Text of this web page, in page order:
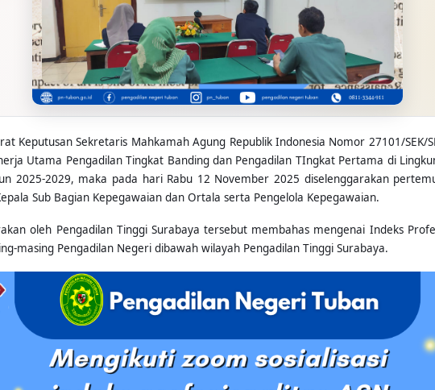
Keputusan Sekretaris Mahkamah Agung Republik Indonesia Nomor 27101/SEK/
Utama Pengadilan Tingkat Banding dan Pengadilan TIngkat Pertama di
2025-2029, maka pada hari Rabu 12 November 2025 diselenggarakan
Sub Bagian Kepegawaian dan Ortala serta Pengelola Kepegawaian.
oleh Pengadilan Tinggi Surabaya tersebut membahas mengenai Indeks
masing Pengadilan Negeri dibawah wilayah Pengadilan Tinggi Surabaya.